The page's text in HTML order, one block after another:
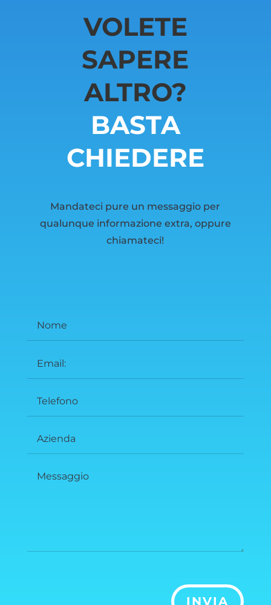
VOLETE
SAPERE
ALTRO?
BASTA
CHIEDERE
Mandateci pure un messaggio per
qualunque informazione extra, oppure
chiamateci!
INVIA